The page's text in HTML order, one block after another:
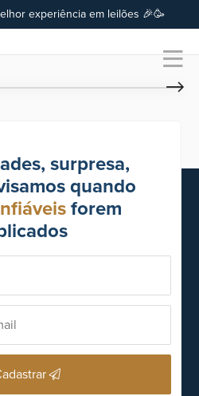
experiência em leilões 🎉🥳
surpresa,
quando
forem